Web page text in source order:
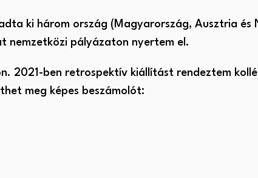
ki három ország (Magyarország, Ausztria és
nemzetközi pályázaton nyertem el.
2021-ben retrospektív kiállítást rendeztem
meg képes beszámolót: